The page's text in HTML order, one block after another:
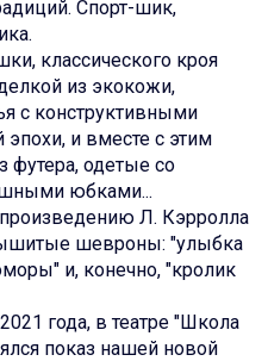
Спорт-шик,
классического кроя
из экокожи,
с конструктивными
и вместе с этим
футера, одетые со
юбками...
Л. Кэрролла
шевроны: "улыбка
и, конечно, "кролик
года, в театре "Школа
показ нашей новой